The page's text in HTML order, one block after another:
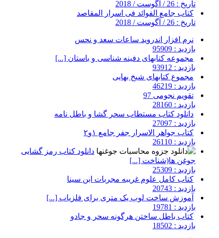
تاریخ : 26 / آگوست / 2018
کتاب جامع الفوائد فی اسرار المقاصد
تاریخ : 26 / آگوست / 2018
نرم افزار اندروید ساعات سعد و نحس
بازدید : 95909
مجموعه کتابهای دفینه شناسی و باستان [...]
بازدید : 93912
مجموع کتابهای شیخ بهایی
بازدید : 46219
تقویم نجومی 97
بازدید : 28160
دانلود کتاب مستطاب سحر گشا و باطل نامه
بازدید : 27097
کتاب جواهر الاسرار جفر جامع ۱و۲
بازدید : 26110
دانلود کتاب رمز گشایی
جوغن ها(شناخت [...]
بازدید : 25309
کتاب کامل علوم غریبه مجربات ابن سینا
بازدید : 20743
آموزش ساخت لوپ یک متری برای فلزیاب [...]
بازدید : 19781
کتاب باطل ساختن هرگونه سحر و جادو
بازدید : 18502